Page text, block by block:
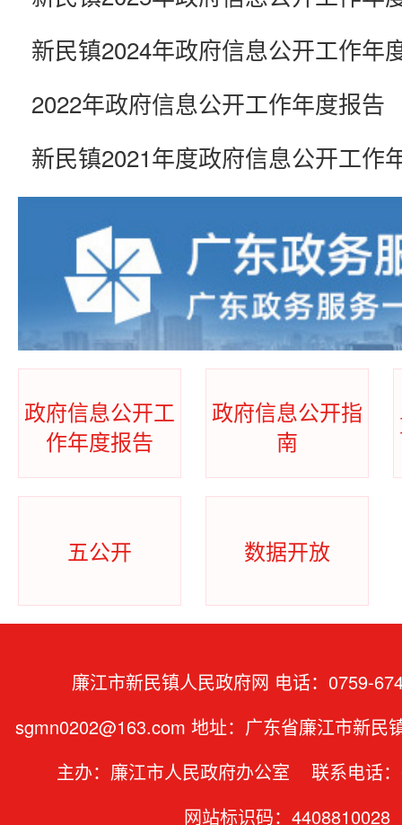
新民镇2024年政府信息公开工作年
2022年政府信息公开工作年度报告
新民镇2021年度政府信息公开工作
政府信息公开工
作年度报告
政府信息公开指
南
五公开 数据开放
廉江市新民镇人民政府网 电话：0759-
sgmn0202@163.com 地址：广东省廉江市新民
主办：廉江市人民政府办公室 联系电话
网站标识码：4408810028